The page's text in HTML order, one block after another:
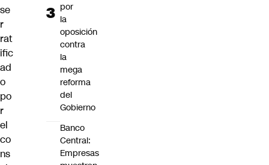
se
r
rat
ific
ad
o
po
r
el
co
ns
por
la
oposición
contra
la
mega
reforma
del
Gobierno
Banco
Central:
Empresas